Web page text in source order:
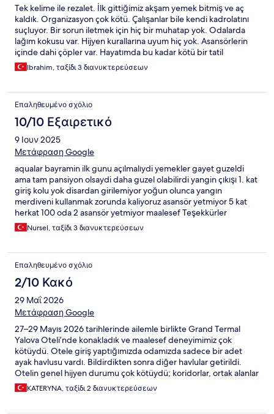
Tek kelime ile rezalet. İlk gittiğimiz akşam yemek bitmiş ve aç
kaldık. Organizasyon çok kötü. Çalışanlar bile kendi kadrolatını
suçluyor. Bir sorun iletmek için hiç bir muhatap yok. Odalarda
lağım kokusu var. Hijyen kurallarına uyum hiç yok. Asansörlerin
içinde dahi çöpler var. Hayatımda bu kadar kötü bir tatil
mekanına rastlamadım. Hiç kimseye tavsiye etmiyorum. Üç
günlük için gelmiştik. Dayanamadık ikinci gün evimize döndük.
Ibrahim, ταξίδι 3 διανυκτερεύσεων
Επαληθευμένο σχόλιο
10/10 Εξαιρετικό
9 Ιουν 2025
Μετάφραση Google
aqualar bayramin ilk gunu açılmalıydi yemekler gayet guzeldi
ama tam pansiyon olsaydi daha guzel olabilirdi yangin çıkışı 1. kat
giriş kolu yok disardan girilemiyor yoğun olunca yangın
merdiveni kullanmak zorunda kaliyoruz asansör yetmiyor 5 kat
herkat 100 oda 2 asansör yetmiyor maalesef Teşekkürler
Nursel, ταξίδι 3 διανυκτερεύσεων
Επαληθευμένο σχόλιο
2/10 Κακό
29 Μαΐ 2026
Μετάφραση Google
27–29 Mayıs 2026 tarihlerinde ailemle birlikte Grand Termal
Yalova Oteli’nde konakladık ve maalesef deneyimimiz çok
kötüydü. Otele giriş yaptığımızda odamızda sadece bir adet
ayak havlusu vardı. Bildirdikten sonra diğer havlular getirildi.
Otelin genel hijyen durumu çok kötüydü; koridorlar, ortak alanlar
ve çevre kirliydi. Odamızda banyoda küf vardı, balkon temiz
değildi ve yataklar ile yastıklar çok eski ve rahatsızdı. Açık
KATERYNA, ταξίδι 2 διανυκτερεύσεων